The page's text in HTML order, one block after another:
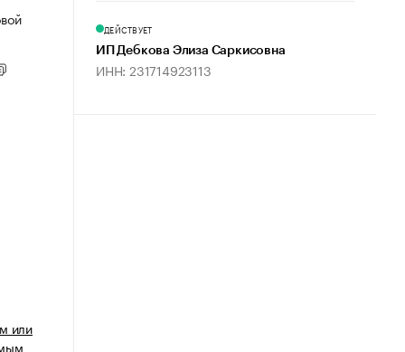
или
ДЕЙСТВУЕТ
ИП Дебкова Элиза Саркисовна
ИНН: 231714923113